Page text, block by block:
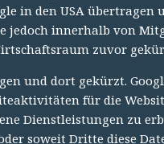
in den USA übertragen
jedoch innerhalb von
zuvor
und dort gekürzt.
für die
Dienstleistungen zu
soweit Dritte diese